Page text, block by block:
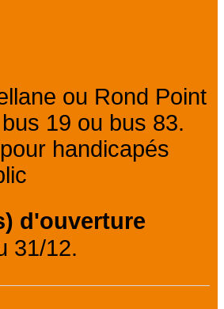
ou Rond Point
19 ou bus 83.
handicapés
d'ouverture
31/12.